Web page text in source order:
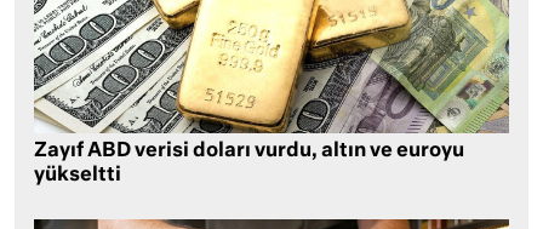
Zayıf ABD verisi doları vurdu, altın ve euroyu
yükseltti